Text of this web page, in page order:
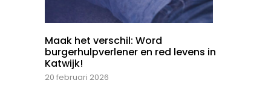
Maak het verschil: Word
burgerhulpverlener en red levens in
Katwijk!
20 februari 2026